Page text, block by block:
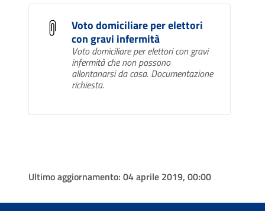
Voto domiciliare per elettori
con gravi infermità
Voto domiciliare per elettori con gravi
infermità che non possono
allontanarsi da casa. Documentazione
richiesta.
Ultimo aggiornamento: 04 aprile 2019, 00:00